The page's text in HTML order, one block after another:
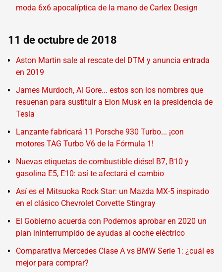
moda 6x6 apocalíptica de la mano de Carlex Design
11 de octubre de 2018
Aston Martin sale al rescate del DTM y anuncia entrada
en 2019
James Murdoch, Al Gore... estos son los nombres que
resuenan para sustituir a Elon Musk en la presidencia de
Tesla
Lanzante fabricará 11 Porsche 930 Turbo... ¡con
motores TAG Turbo V6 de la Fórmula 1!
Nuevas etiquetas de combustible diésel B7, B10 y
gasolina E5, E10: así te afectará el cambio
Así es el Mitsuoka Rock Star: un Mazda MX-5 inspirado
en el clásico Chevrolet Corvette Stingray
El Gobierno acuerda con Podemos aprobar en 2020 un
plan ininterrumpido de ayudas al coche eléctrico
Comparativa Mercedes Clase A vs BMW Serie 1: ¿cuál es
mejor para comprar?